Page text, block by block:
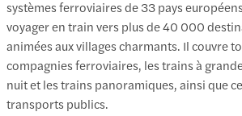
systèmes ferroviaires de 33 pays
voyager en train vers plus de 40 000
animées aux villages charmants. Il couvre
compagnies ferroviaires, les trains à
nuit et les trains panoramiques, ainsi que
transports publics.